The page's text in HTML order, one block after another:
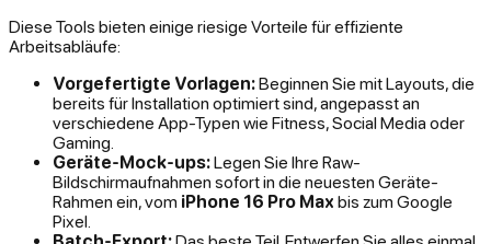
Diese Tools bieten einige riesige Vorteile für effiziente
Arbeitsabläufe:
Vorgefertigte Vorlagen:Beginnen Sie mit Layouts, die
bereits für Installation optimiert sind, angepasst an
verschiedene App-Typen wie Fitness, Social Media oder
Gaming.
Geräte-Mock-ups:Legen Sie Ihre Raw-
Bildschirmaufnahmen sofort in die neuesten Geräte-
Rahmen ein, vom iPhone 16 Pro Max bis zum Google
Pixel.